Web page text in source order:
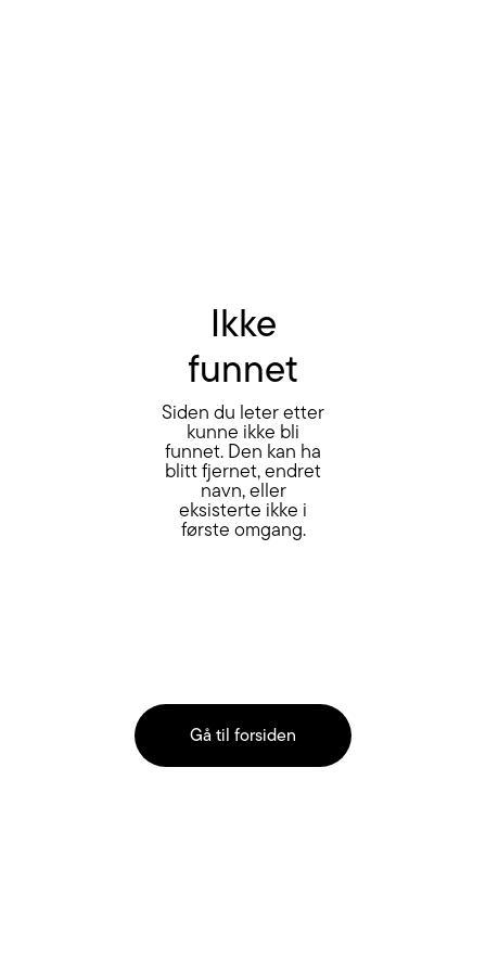
Ikke
funnet
Siden du leter etter
kunne ikke bli
funnet. Den kan ha
blitt fjernet, endret
navn, eller
eksisterte ikke i
første omgang.
Gå til forsiden